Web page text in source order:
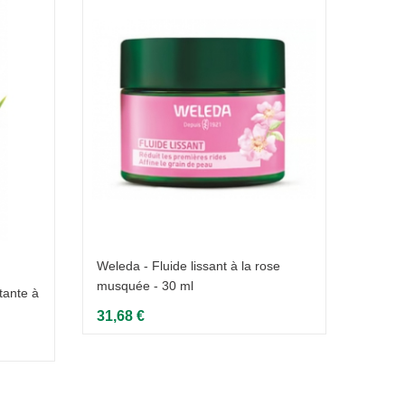
à
Weleda - Fluide lissant à la rose
musquée - 30 ml
31,68 €